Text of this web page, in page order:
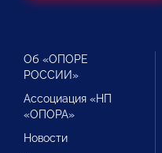
Об «ОПОРЕ
РОССИИ»
Ассоциация «НП
«ОПОРА»
Новости